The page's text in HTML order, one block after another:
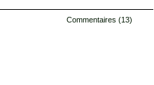
Commentaires (13)